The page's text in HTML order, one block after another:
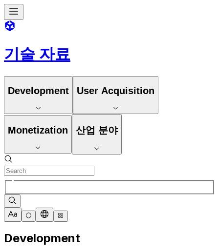
기술 자료
Development User Acquisition
Monetization 산업 분야
Development